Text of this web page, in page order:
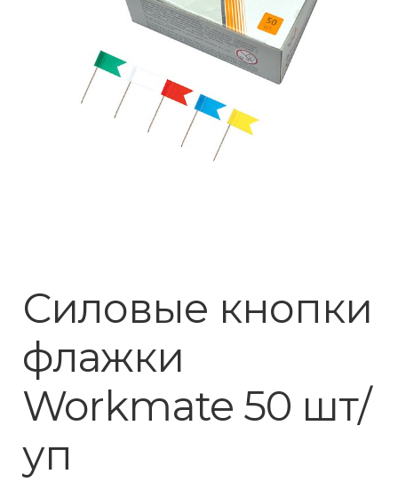
Силовые кнопки
флажки
Workmate 50 шт/
уп